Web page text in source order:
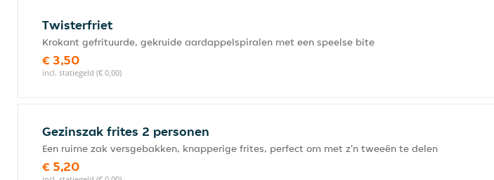
Twisterfriet
Krokant gefrituurde, gekruide aardappelspiralen met een speelse bite
€ 3,50
incl. statiegeld (€ 0,00)
Gezinszak frites 2 personen
Een ruime zak versgebakken, knapperige frites, perfect om met z'n tweeën te delen
€ 5,20